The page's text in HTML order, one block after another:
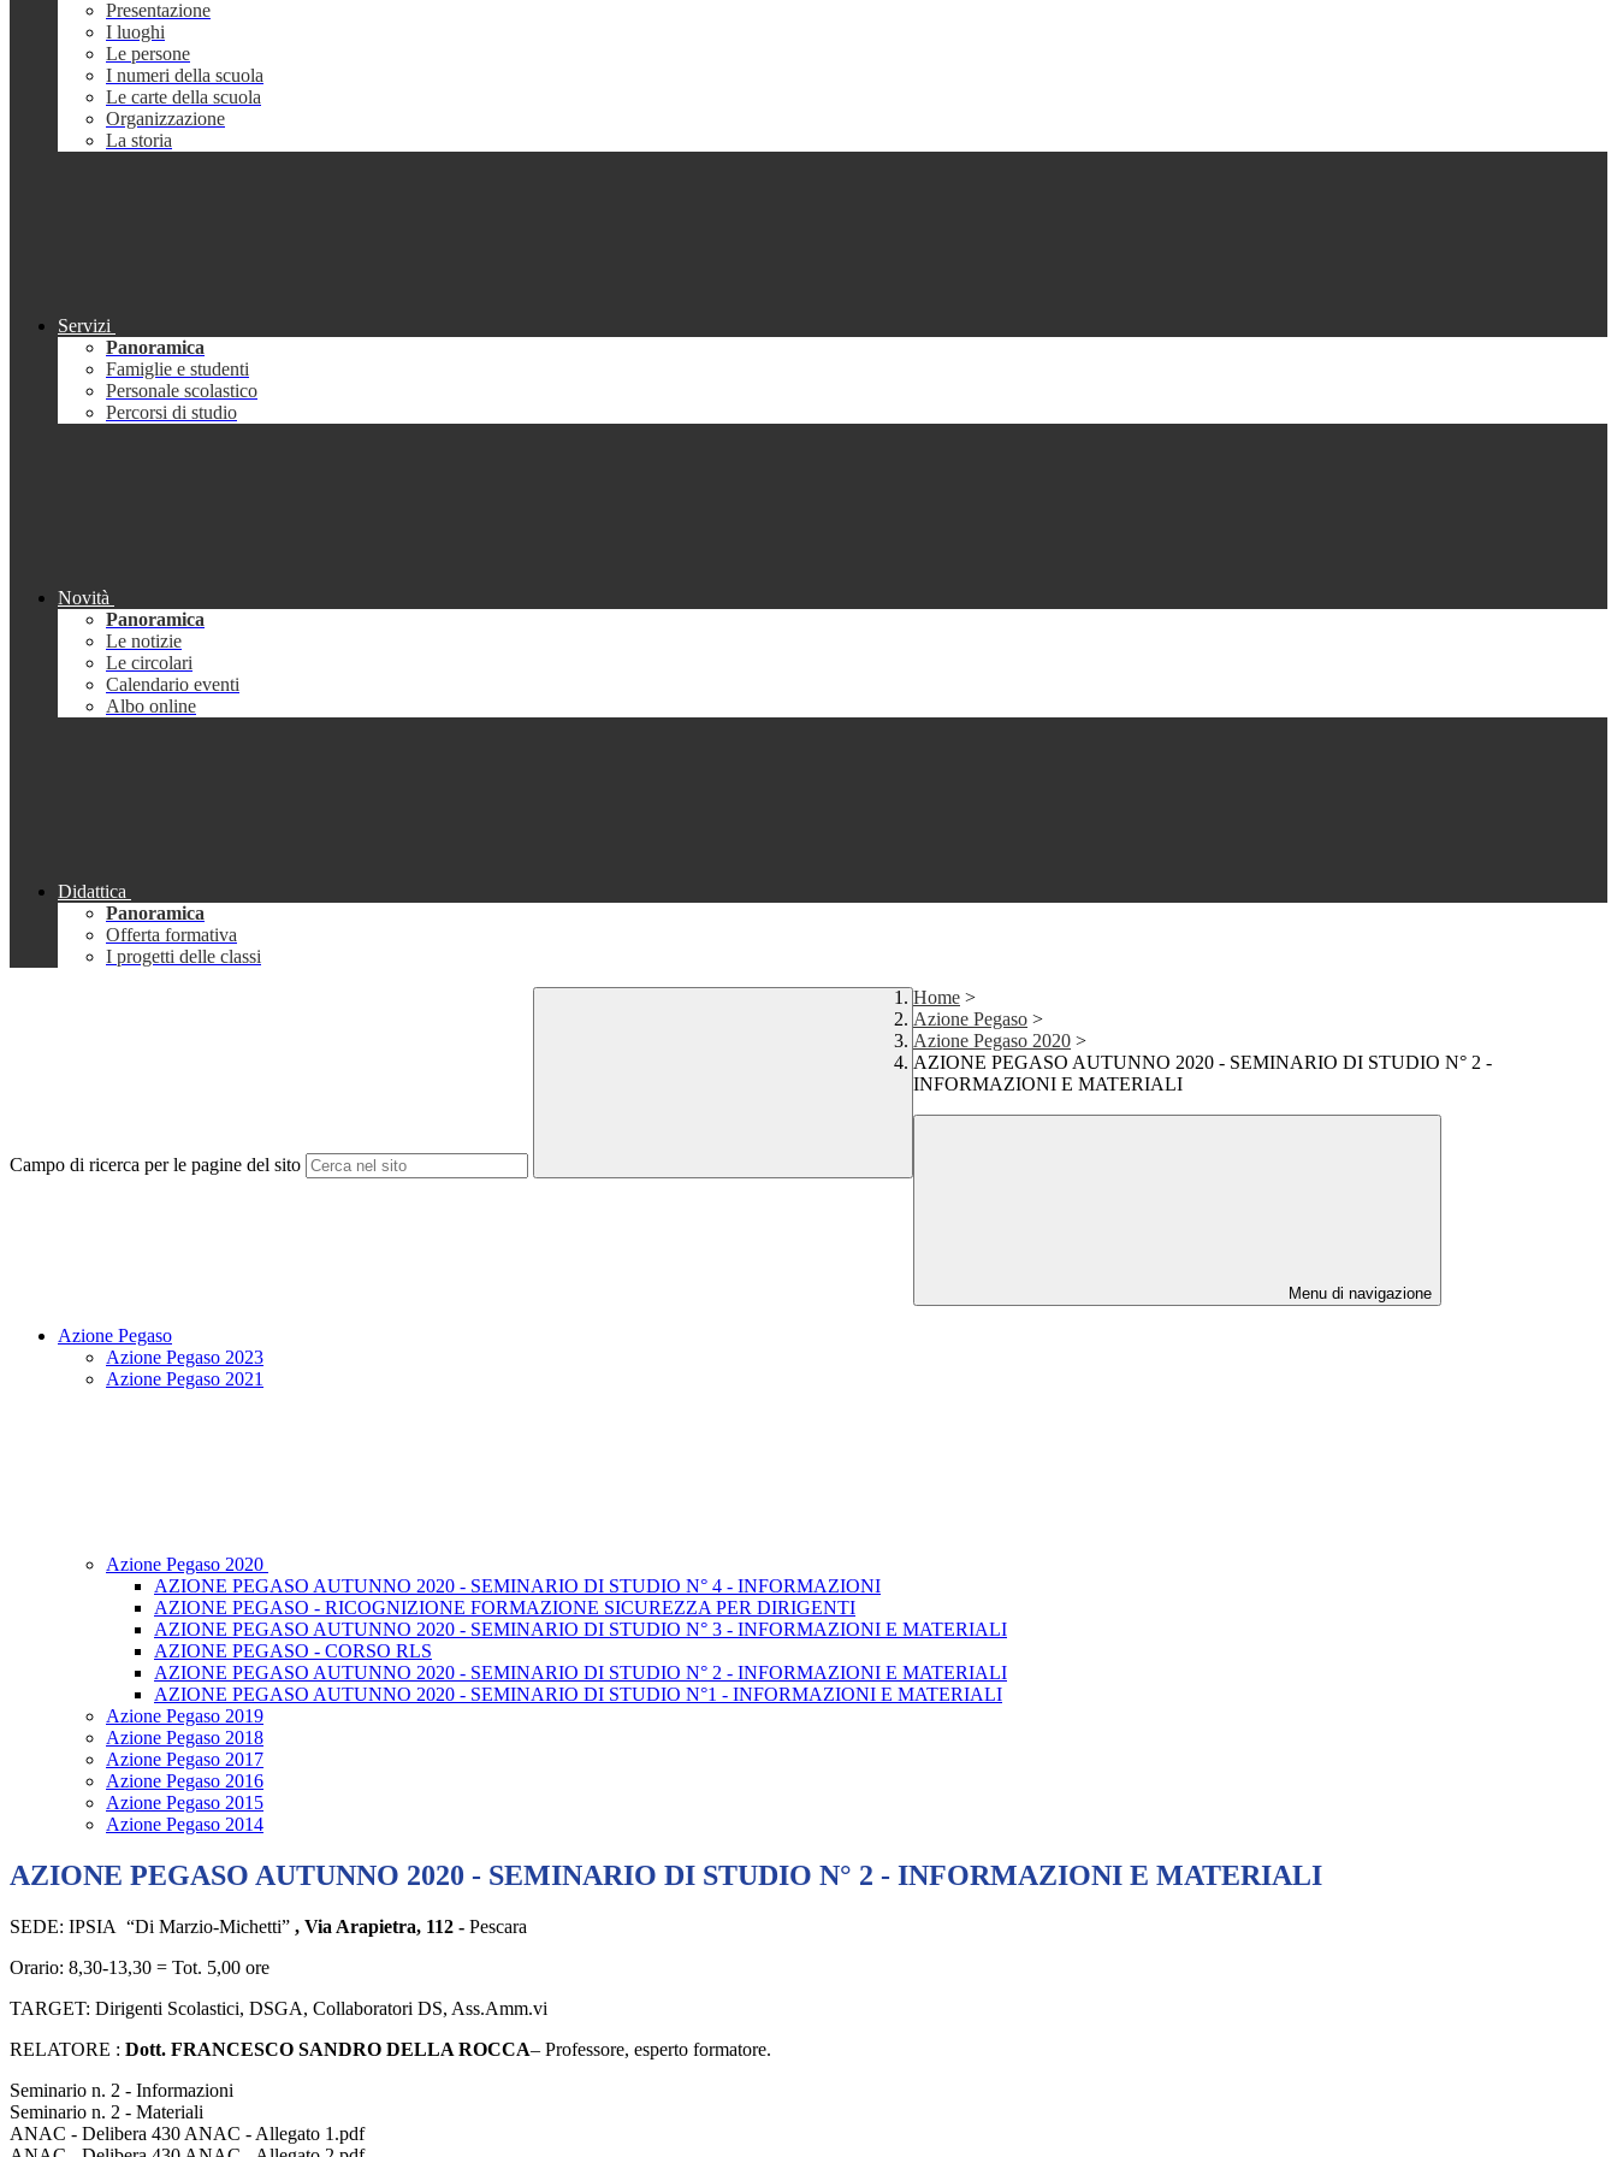
Presentazione
I luoghi
Le persone
I numeri della scuola
Le carte della scuola
Organizzazione
La storia
Servizi
Panoramica
Famiglie e studenti
Personale scolastico
Percorsi di studio
Novità
Panoramica
Le notizie
Le circolari
Calendario eventi
Albo online
Didattica
Panoramica
Offerta formativa
I progetti delle classi
Campo di ricerca per le pagine del sito
Home >
Azione Pegaso >
Azione Pegaso 2020 >
AZIONE PEGASO AUTUNNO 2020 - SEMINARIO DI STUDIO N° 2 -
INFORMAZIONI E MATERIALI
Menu di navigazione
Azione Pegaso
Azione Pegaso 2023
Azione Pegaso 2021
Azione Pegaso 2020
AZIONE PEGASO AUTUNNO 2020 - SEMINARIO DI STUDIO N° 4 - INFORMAZIONI
AZIONE PEGASO - RICOGNIZIONE FORMAZIONE SICUREZZA PER DIRIGENTI
AZIONE PEGASO AUTUNNO 2020 - SEMINARIO DI STUDIO N° 3 - INFORMAZIONI E MATERIALI
AZIONE PEGASO - CORSO RLS
AZIONE PEGASO AUTUNNO 2020 - SEMINARIO DI STUDIO N° 2 - INFORMAZIONI E MATERIALI
AZIONE PEGASO AUTUNNO 2020 - SEMINARIO DI STUDIO N°1 - INFORMAZIONI E MATERIALI
Azione Pegaso 2019
Azione Pegaso 2018
Azione Pegaso 2017
Azione Pegaso 2016
Azione Pegaso 2015
Azione Pegaso 2014
AZIONE PEGASO AUTUNNO 2020 - SEMINARIO DI STUDIO N° 2 - INFORMAZIONI E MATERIALI
SEDE: IPSIA “Di Marzio-Michetti” , Via Arapietra, 112 - Pescara
Orario: 8,30-13,30 = Tot. 5,00 ore
TARGET: Dirigenti Scolastici, DSGA, Collaboratori DS, Ass.Amm.vi
RELATORE : Dott. FRANCESCO SANDRO DELLA ROCCA– Professore, esperto formatore.
Seminario n. 2 - Informazioni
Seminario n. 2 - Materiali
ANAC - Delibera 430 ANAC - Allegato 1.pdf